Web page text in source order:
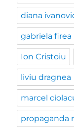
diana
gabriela firea
Ion Cristoiu
liviu dragnea
marcel
propaganda